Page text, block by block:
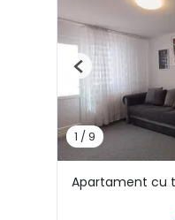
1 / 9
Previous
Apartament cu